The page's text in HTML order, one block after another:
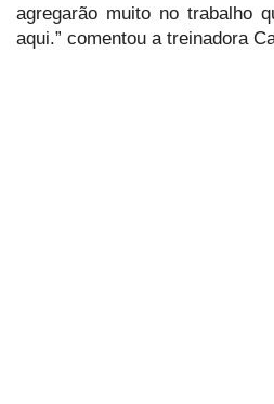
agregarão muito no trabalho
aqui.” comentou a treinadora